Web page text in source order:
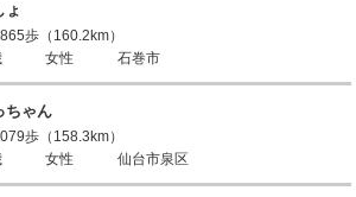
ょ
歩（160.2km）
女性 石巻市
ちゃん
歩（158.3km）
女性 仙台市泉区